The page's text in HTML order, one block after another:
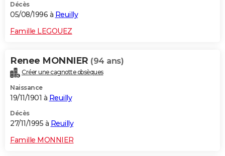
Décès
05/08/1996 à Reuilly
Famille LEGOUEZ
Renee MONNIER (94 ans)
Créer une cagnotte obsèques
Naissance
19/11/1901 à Reuilly
Décès
27/11/1995 à Reuilly
Famille MONNIER